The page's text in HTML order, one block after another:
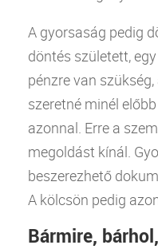
A gyorsaság pedig
döntés született,
pénzre van
szeretné minél
azonnal. Erre a
megoldást kínál.
beszerezhető
A kölcsön pedig
Bármire,